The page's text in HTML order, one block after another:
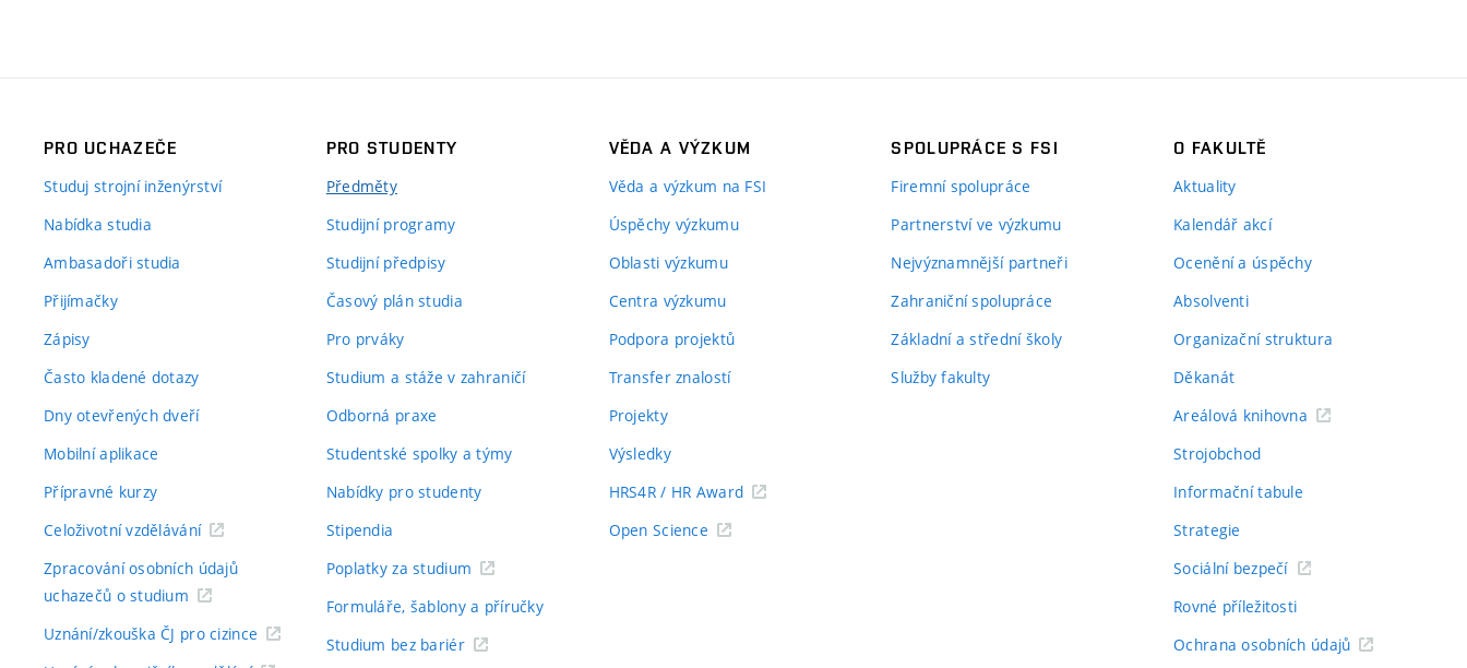
PRO UCHAZEČE
Studuj strojní inženýrství
Nabídka studia
Ambasadoři studia
Přijímačky
Zápisy
Často kladené dotazy
Dny otevřených dveří
Mobilní aplikace
Přípravné kurzy
Celoživotní vzdělávání
Zpracování osobních údajů
uchazečů o studium
Uznání/zkouška ČJ pro cizince
PRO STUDENTY
Předměty
Studijní programy
Studijní předpisy
Časový plán studia
Pro prváky
Studium a stáže v zahraničí
Odborná praxe
Studentské spolky a týmy
Nabídky pro studenty
Stipendia
Poplatky za studium
Formuláře, šablony a příručky
Studium bez bariér
VĚDA A VÝZKUM
Věda a výzkum na FSI
Úspěchy výzkumu
Oblasti výzkumu
Centra výzkumu
Podpora projektů
Transfer znalostí
Projekty
Výsledky
HRS4R / HR Award
Open Science
SPOLUPRÁCE S FSI
Firemní spolupráce
Partnerství ve výzkumu
Nejvýznamnější partneři
Zahraniční spolupráce
Základní a střední školy
Služby fakulty
O FAKULTĚ
Aktuality
Kalendář akcí
Ocenění a úspěchy
Absolventi
Organizační struktura
Děkanát
Areálová knihovna
Strojobchod
Informační tabule
Strategie
Sociální bezpečí
Rovné příležitosti
Ochrana osobních údajů